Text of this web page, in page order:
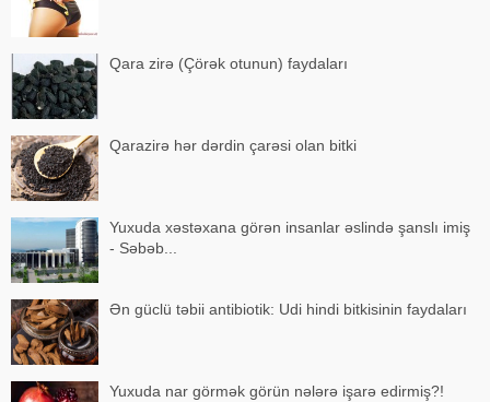
Qara zirə (Çörək otunun) faydaları
Qarazirə hər dərdin çarəsi olan bitki
Yuxuda xəstəxana görən insanlar əslində şanslı imiş
- Səbəb...
Ən güclü təbii antibiotik: Udi hindi bitkisinin faydaları
Yuxuda nar görmək görün nələrə işarə edirmiş?!